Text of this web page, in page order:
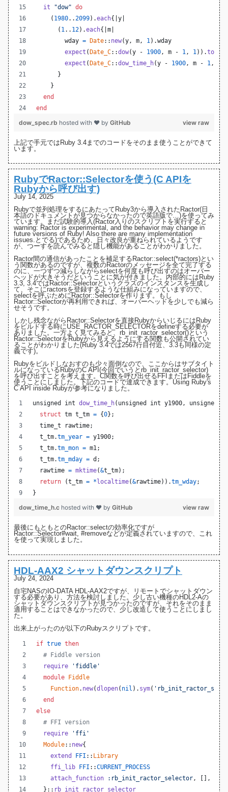
it
"dow" do
( 1980.. 2099) .each{ y
( 1 .. 12) .each{ m
wday = Date:: new(y , m , 1 ) .wday
expect (Date_C::dow(y - 1900 , m - 1 , 1 ) ) .to
expect (Date_C::dow_time_h(y - 1900 , m - 1 , 1
}
}
end
end
view raw
dow_spec.rb hosted with ❤ by GitHub
上記で手元ではRuby 3.4までのコードをそのまま使うことができて
います。
RubyでRactor::Selectorを使う(C APIを
Rubyから呼び出す)
July 14, 2025
Rubyで並列処理をするにあたってRuby3から導入された Ractor(日
本語のドキュメントが見つからなかったので英語版で…)を使ってみ
ています。まだ試験的導入(Ractor入りのスクリプトを実行すると
warning: Ractor is experimental, and the behavior may change in
future versions of Ruby! Also there are many implementation
issues.とでる)であるため、日々改良が重ねられているようです
が、つーすを読んでみると隠し機能があることがわかりました。
Ractor間の通信があったことを補足するRactor::select(*ractors)とい
う関数があるのですが、複数のRactorのメッセージを全て完了する
のに、一つずつ減らしながらselectを何度も呼び出すのはオーバー
ヘッドが大きそうだということに気が付きました。内部的にはRuby
3.3 3.4ではRactor::Selectorというクラスのインスタンスを生成し
て、そこにractorsを登録するような仕組みになっていますので、
selectを呼ぶためにRactor::Selectorを作ります。もし
Ractor::Selectorが再利用できれば、オーバーヘッドを少しでも減ら
せそうです。
しかし残念ながらRactor::Selectorを直接RubyからいじるにはRuby
をビルドする時にUSE_RACTOR_SELECTORをdefineする必要が
ありました。一方よく見てみると、rb_init_ractor_selector()という
Ractor::SelectorをRubyから見えるようにする関数も公開されてい
ることがわかりました(Ruby 3.4では2567行目付近 、3.3も同様の定
義です)。
Rubyをビルドしなおすのも少々面倒なので、ここからはサブタイト
ルになっているRubyのC API(今回でいうとrb_init_ractor_selector)
を呼び出すことを考えます。C関数を呼び出せるFFIまたはFiddleを
使うことにしました。下記のコードで達成できます。 Using Ruby's
C API inside Rubyが参考になりました。
unsigned int dow_time_h( unsigned int y1900, unsigned
struct tm t_tm = {0};
time_t
rawtime;
t_tm.tm_year = y1900;
t_tm.tm_mon = m1;
t_tm.tm_mday = d ;
rawtime = mktime(&t_tm);
return (t_tm = * localtime(&rawtime)).tm_wday;
}
view raw
dow_time_h.c hosted with ❤ by GitHub
最後にもともとのRactor::selectの効率化ですが
Ractor::Selector#wait, #removeなどが定義されていますので、これ
を使って実現しました。
HDL-AAX2 シャットダウンスクリプト
July 24, 2024
自宅NASの IO-DATA HDL-AAX2ですが、リモートでシャットダウン
する必要があり、方法を検討しました。少し古い機種のHDL2-Aの
シャットダウンスクリプト が見つかったのですが、それをそのまま
適用することはできなかったので、少し改造して使うことにしまし
た。
出来上がったのが以下のRubyスクリプトです。
if true then
# Fiddle version
require
'fiddle'
module Fiddle
Function. new(dlopen( nil ) . sym(
end
else
# FFI version
require
'ffi'
Module:: new{
extend
FFI :: Library
ffi_lib FFI ::CURRENT_PROCESS
attach_function
:rb_init_ractor_selector , [ ] ,
} :: rb_init_ractor_selector